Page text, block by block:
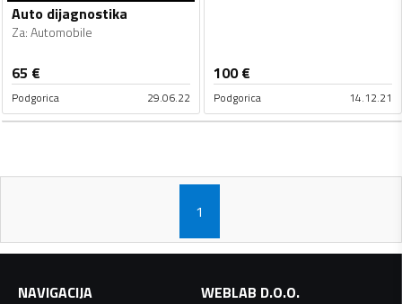
Auto dijagnostika
Za:Automobile
65 €
Podgorica 29.06.22
100€
Podgorica 14.12.21
1
NAVIGACIJA
WEBLAB D.O.O.